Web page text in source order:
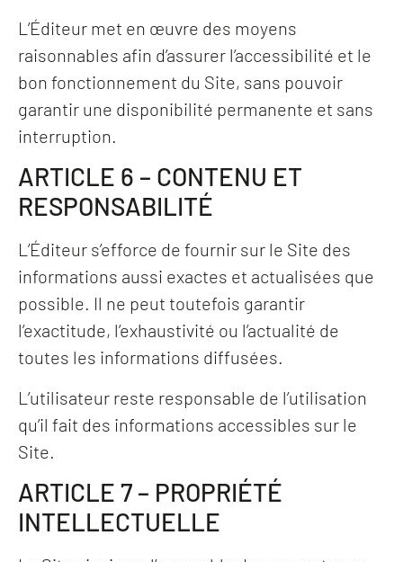
L’Éditeur met en œuvre des moyens
raisonnables afin d’assurer l’accessibilité et le
bon fonctionnement du Site, sans pouvoir
garantir une disponibilité permanente et sans
interruption.
ARTICLE 6 – CONTENU ET
RESPONSABILITÉ
L’Éditeur s’efforce de fournir sur le Site des
informations aussi exactes et actualisées que
possible. Il ne peut toutefois garantir
l’exactitude, l’exhaustivité ou l’actualité de
toutes les informations diffusées.
L’utilisateur reste responsable de l’utilisation
qu’il fait des informations accessibles sur le
Site.
ARTICLE 7 – PROPRIÉTÉ
INTELLECTUELLE